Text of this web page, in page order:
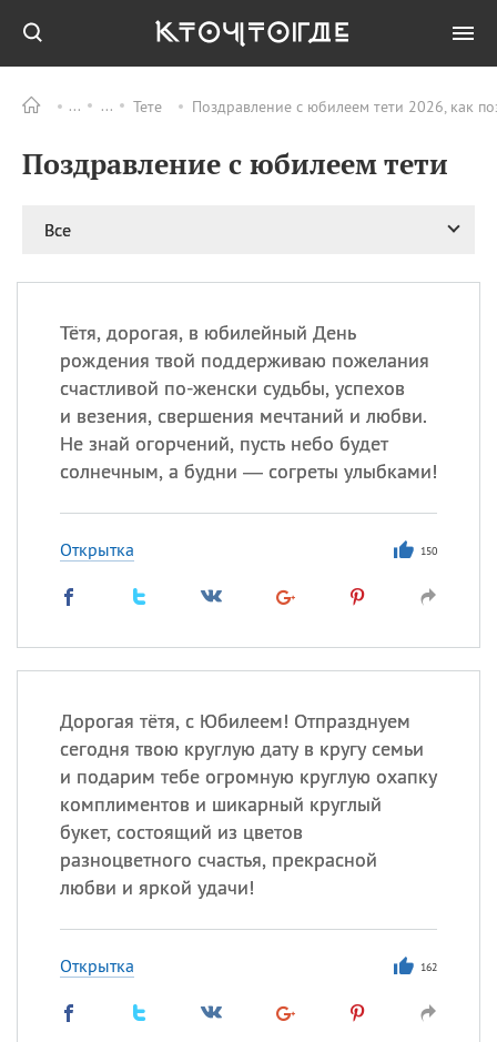
Тете Поздравление с юбилеем тети 2026, как
Поздравление с юбилеем тети
Все
Тётя, дорогая, в юбилейный День
рождения твой поддерживаю пожелания
счастливой по-женски судьбы, успехов
и везения, свершения мечтаний и любви.
Не знай огорчений, пусть небо будет
солнечным, а будни — согреты улыбками!
Открытка 150
Дорогая тётя, с Юбилеем! Отпразднуем
сегодня твою круглую дату в кругу семьи
и подарим тебе огромную круглую охапку
комплиментов и шикарный круглый
букет, состоящий из цветов
разноцветного счастья, прекрасной
любви и яркой удачи!
Открытка 162
ПРАЗДНИКИ Все
08.08 День «Счастье
случается» (Happiness
День мира в Аугсбурге
великомученика
Пантелеймона –
покровителя всех
врачей и целителя
больных
09.08 День книголюбов (Book
Lovers Day)
Все
Сегодня празднуют именины
Александр,Макар
Посмотреть значениеи
происхождение